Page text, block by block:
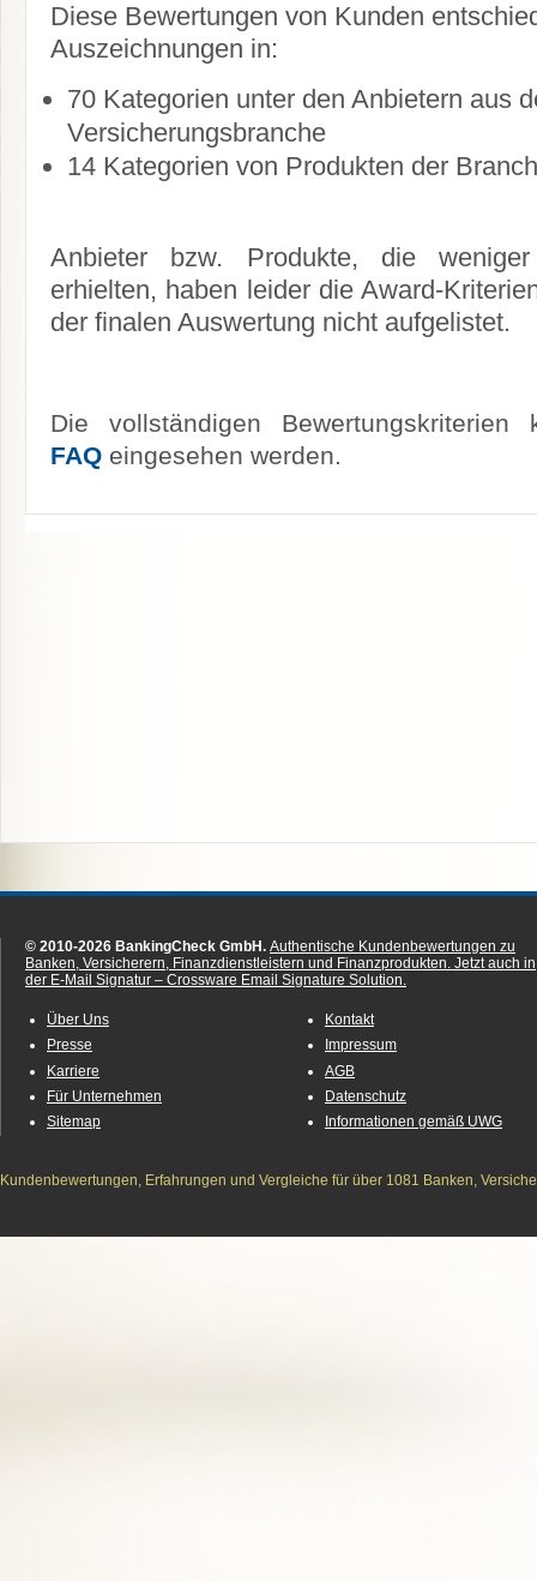
Diese Bewertungen von Kunden
Auszeichnungen in:
70 Kategorien unter den Anbietern aus
Versicherungsbranche
14 Kategorien von Produkten der
Anbieter bzw. Produkte, die
erhielten, haben leider die Award-
der finalen Auswertung nicht aufgelistet.
Die vollständigen
FAQ eingesehen werden.
© 2010-2026 BankingCheck GmbH. Authentische Kundenbewertungen zu
Banken, Versicherern, Finanzdienstleistern und Finanzprodukten. Jetzt auch in
der E-Mail Signatur – Crossware Email Signature Solution.
Über Uns
Presse
Karriere
Für Unternehmen
Sitemap
Kontakt
Impressum
AGB
Datenschutz
Informationen gemäß UWG
Kundenbewertungen, Erfahrungen und Vergleiche für über 1081 Banken,